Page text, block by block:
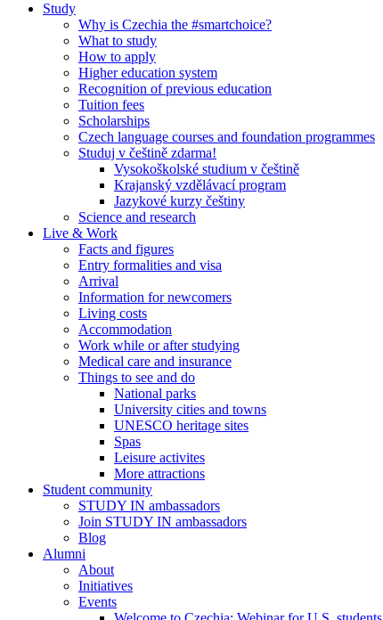
Study
Why is Czechia the #smartchoice?
What to study
How to apply
Higher education system
Recognition of previous education
Tuition fees
Scholarships
Czech language courses and foundation programmes
Studuj v češtině zdarma!
Vysokoškolské studium v češtině
Krajanský vzdělávací program
Jazykové kurzy češtiny
Science and research
Live & Work
Facts and figures
Entry formalities and visa
Arrival
Information for newcomers
Living costs
Accommodation
Work while or after studying
Medical care and insurance
Things to see and do
National parks
University cities and towns
UNESCO heritage sites
Spas
Leisure activites
More attractions
Student community
STUDY IN ambassadors
Join STUDY IN ambassadors
Blog
Alumni
About
Initiatives
Events